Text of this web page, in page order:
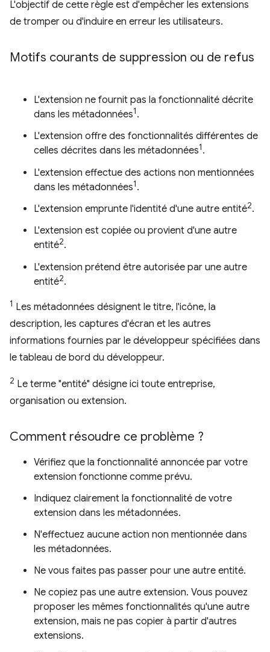
L'objectif de cette règle est d'empêcher les extensions
de tromper ou d'induire en erreur les utilisateurs.
Motifs courants de suppression ou de refus
L'extension ne fournit pas la fonctionnalité décrite
dans les métadonnées1.
L'extension offre des fonctionnalités différentes de
celles décrites dans les métadonnées1.
L'extension effectue des actions non mentionnées
dans les métadonnées1.
L'extension emprunte l'identité d'une autre entité2.
L'extension est copiée ou provient d'une autre
entité2.
L'extension prétend être autorisée par une autre
entité2.
1 Les métadonnées désignent le titre, l'icône, la
description, les captures d'écran et les autres
informations fournies par le développeur spécifiées dans
le tableau de bord du développeur.
2 Le terme "entité" désigne ici toute entreprise,
organisation ou extension.
Comment résoudre ce problème ?
Vérifiez que la fonctionnalité annoncée par votre
extension fonctionne comme prévu.
Indiquez clairement la fonctionnalité de votre
extension dans les métadonnées.
N'effectuez aucune action non mentionnée dans
les métadonnées.
Ne vous faites pas passer pour une autre entité.
Ne copiez pas une autre extension. Vous pouvez
proposer les mêmes fonctionnalités qu'une autre
extension, mais ne pas copier à partir d'autres
extensions.